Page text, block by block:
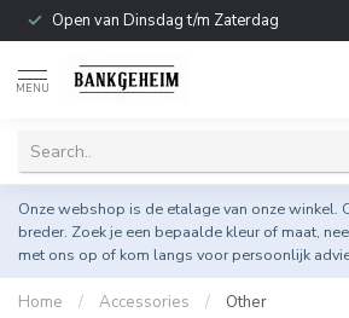
Open van Dinsdag t/m Zaterdag
MENU
Onze webshop is de etalage van onze winkel.
breder. Zoek je een bepaalde kleur of maat,
met ons op of kom langs voor persoonlijk
Home / Accessories / Other